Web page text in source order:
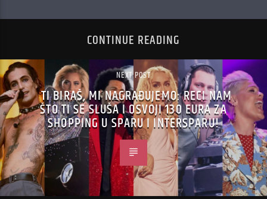
CONTINUE READING
NEXT POST
TI BIRAŠ, MI NAGRAĐUJEMO: RECI NAM
ŠTO TI SE SLUŠA I OSVOJI 130 EURA ZA
SHOPPING U SPARU I INTERSPARU!